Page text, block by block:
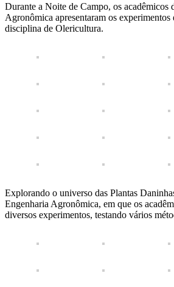
Durante a Noite de Campo, os acadêmicos
Agronômica apresentaram os experimentos
disciplina de Olericultura.
Explorando o universo das Plantas
Engenharia Agronômica, em que os
diversos experimentos, testando vários